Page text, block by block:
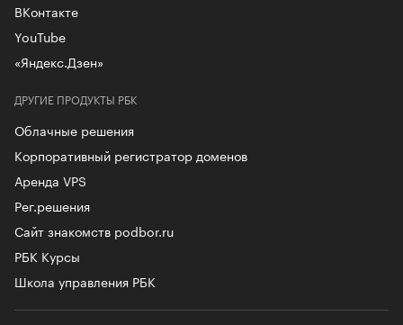
ДРУГИЕ ПРОДУКТЫ РБК
Облачные решения
Корпоративный регистратор доменов
Аренда VPS
Рег.решения
Сайт знакомств podbor.ru
РБК Курсы
Школа управления РБК
ВКонтакте
YouTube
«Яндекс.Дзен»